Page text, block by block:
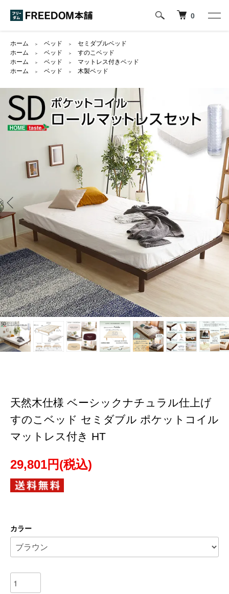
0
ホーム ＞ ベッド ＞
セミダブルベッド
ホーム
＞ ベッド ＞
すのこベッド
ホーム
＞ ベッド ＞
マットレス付きベッド
ホーム
＞ ベッド ＞ 木製ベッド
天然木仕様 ベーシックナチュラル仕上げ
すのこベッド セミダブル ポケットコイル
マットレス付き HT
29,801円(税込)
カラー